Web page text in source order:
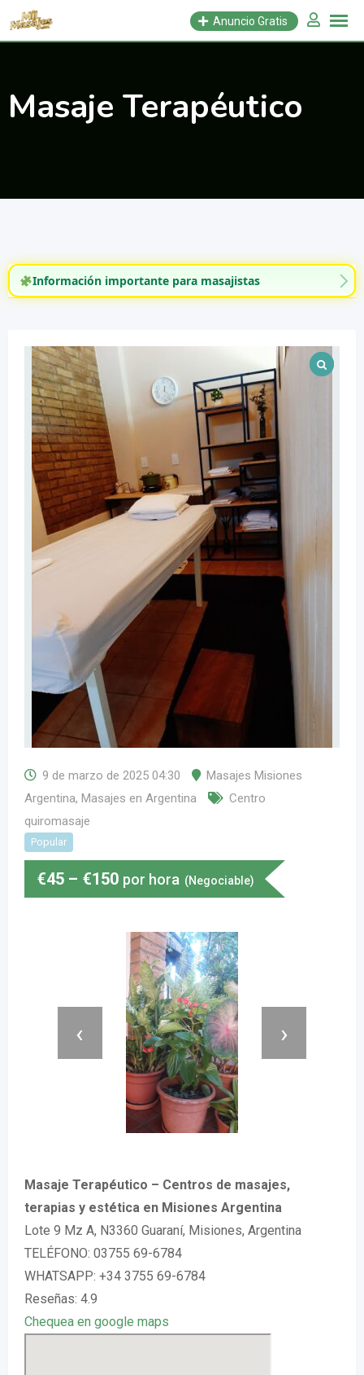
Saltar
Anuncio Gratis
Masaje Terapéutico
Información importante para masajistas
9 de marzo de 2025 04:30
Masajes Misiones
Argentina, Masajes en Argentina
Centro
quiromasaje
Popular
€45 – €150 por hora (Negociable)
‹ ›
Masaje Terapéutico – Centros de masajes,
terapias y estética en Misiones Argentina
Lote 9 Mz A, N3360 Guaraní, Misiones, Argentina
TELÉFONO: 03755 69-6784
WHATSAPP: +34 3755 69-6784
Reseñas: 4.9
Chequea en google maps